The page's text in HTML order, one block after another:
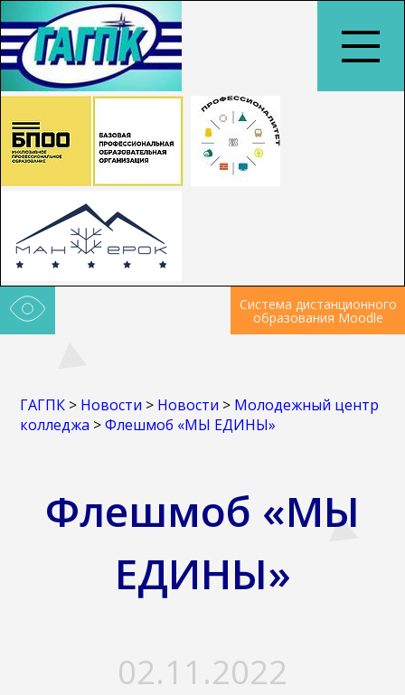
Система дистанционного
образования Moodle
ГАГПК > Новости > Новости > Молодежный центр
колледжа >Флешмоб «МЫ ЕДИНЫ»
Флешмоб «МЫ
ЕДИНЫ»
02.11.2022